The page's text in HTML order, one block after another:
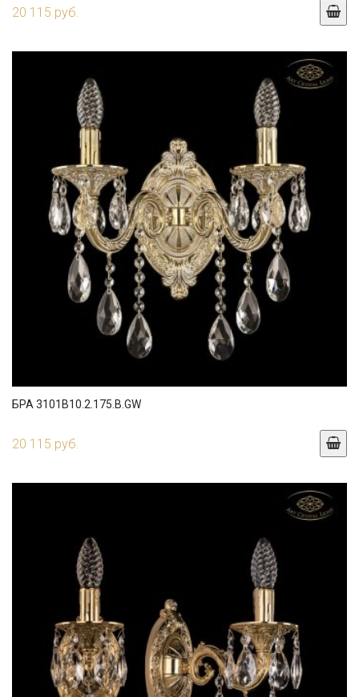
20 115 руб.
БРА 3101B10.2.175.B.GW
20 115 руб.